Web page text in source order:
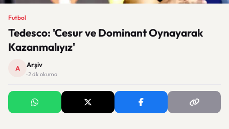
Futbol
Tedesco: 'Cesur ve Dominant Oynayarak
Kazanmalıyız'
A Arşiv
· 2 dk okuma